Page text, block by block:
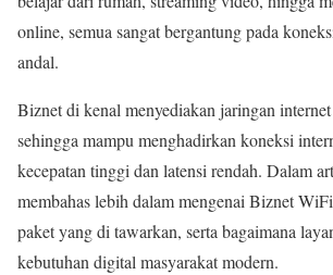
online, semua sangat bergantung pada
andal.
Biznet di kenal menyediakan jaringan
sehingga mampu menghadirkan koneksi
kecepatan tinggi dan latensi rendah. Dalam
membahas lebih dalam mengenai Biznet
paket yang di tawarkan, serta bagaimana
kebutuhan digital masyarakat modern.